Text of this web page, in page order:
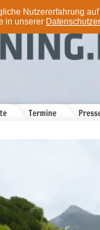
Nutzererfahrung
in unserer